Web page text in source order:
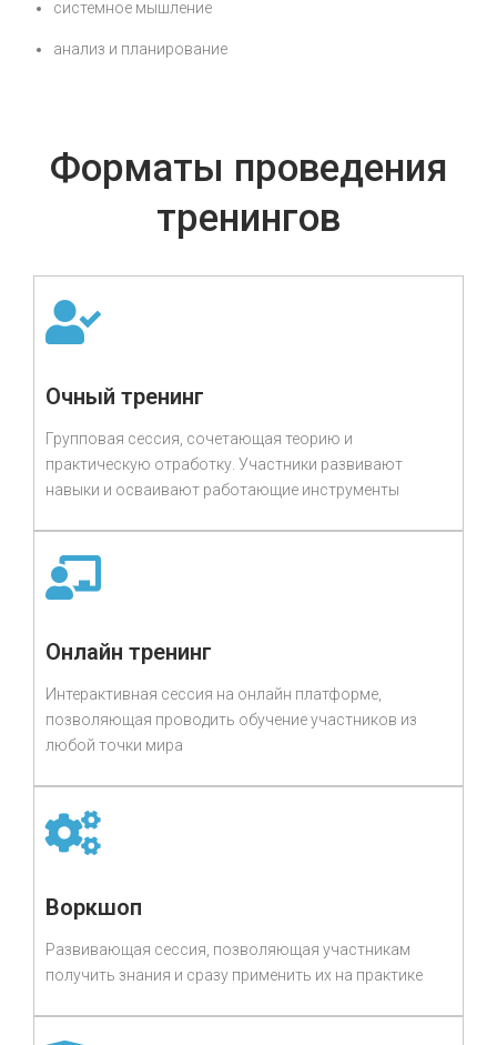
системное мышление
анализ и планирование
Форматы проведения
тренингов
Очный тренинг
Групповая сессия, сочетающая теорию и
практическую отработку. Участники развивают
навыки и осваивают работающие инструменты
Онлайн тренинг
Интерактивная сессия на онлайн платформе,
позволяющая проводить обучение участников из
любой точки мира
Воркшоп
Развивающая сессия, позволяющая участникам
получить знания и сразу применить их на практике